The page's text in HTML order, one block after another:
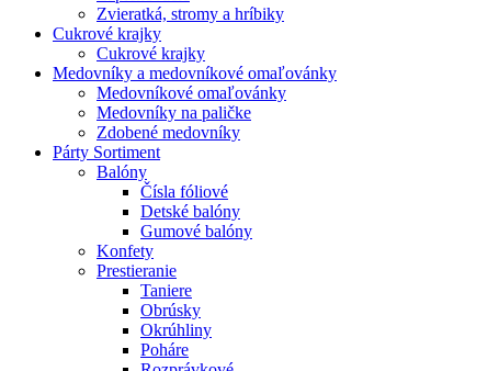
Zvieratká, stromy a hríbiky
Cukrové krajky
Cukrové krajky
Medovníky a medovníkové omaľovánky
Medovníkové omaľovánky
Medovníky na paličke
Zdobené medovníky
Párty Sortiment
Balóny
Čísla fóliové
Detské balóny
Gumové balóny
Konfety
Prestieranie
Taniere
Obrúsky
Okrúhliny
Poháre